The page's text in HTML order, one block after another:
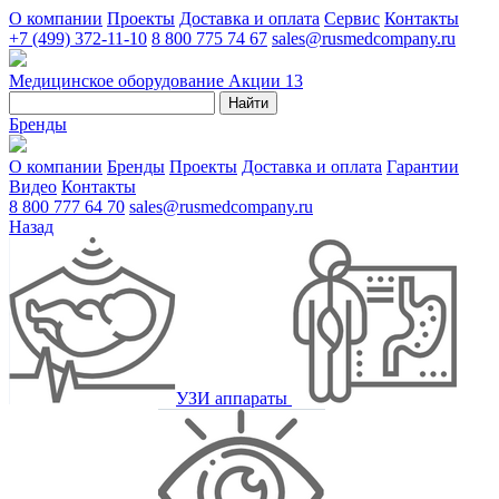
О компании Проекты Доставка и оплата Сервис Контакты
+7 (499) 372-11-10 8 800 775 74 67 sales@rusmedcompany.ru
Медицинское оборудование Акции 13
Найти
Бренды
О компании Бренды Проекты Доставка и оплата Гарантии
Видео Контакты
8 800 777 64 70 sales@rusmedcompany.ru
Назад
УЗИ аппараты